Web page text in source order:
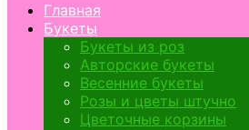
Главная
Букеты
Букеты из роз
Авторские букеты
Весенние букеты
Розы и цветы штучно
Цветочные корзины